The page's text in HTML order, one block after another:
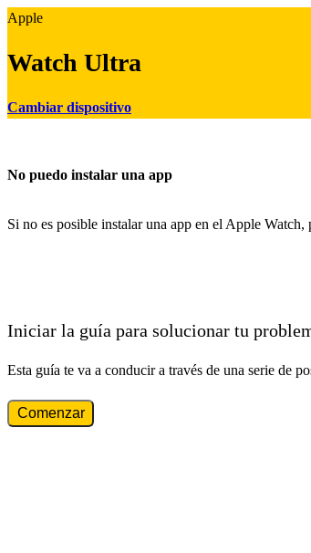
Apple
Watch Ultra
Cambiar dispositivo
No puedo instalar una app
Si no es posible instalar una app en el Apple Watch,
Iniciar la guía para solucionar tu
Esta guía te va a conducir a través de una serie de
Comenzar